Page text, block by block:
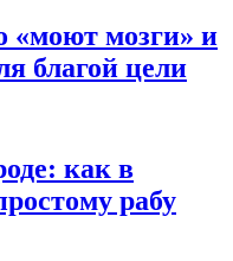
«моют мозги» и
благой цели
как в
рабу